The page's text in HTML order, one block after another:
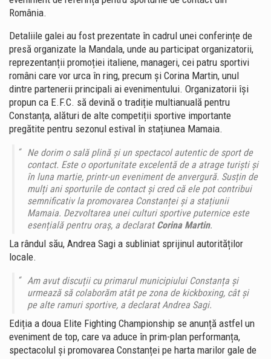
România.
Detaliile galei au fost prezentate în cadrul unei conferințe de
presă organizate la Mandala, unde au participat organizatorii,
reprezentanții promoției italiene, manageri, cei patru sportivi
români care vor urca în ring, precum și Corina Martin, unul
dintre partenerii principali ai evenimentului. Organizatorii își
propun ca E.F.C. să devină o tradiție multianuală pentru
Constanța, alături de alte competiții sportive importante
pregătite pentru sezonul estival în stațiunea Mamaia.
Ne dorim o sală plină și un spectacol autentic de sport de
contact. Este o oportunitate excelentă de a atrage turiști și
în luna martie, printr-un eveniment de anvergură. Susțin de
mulți ani sporturile de contact și cred că ele pot contribui
semnificativ la promovarea Constanței și a stațiunii
Mamaia. Dezvoltarea unei culturi sportive puternice este
esențială pentru oraș, a declarat Corina Martin.
La rândul său, Andrea Sagi a subliniat sprijinul autorităților
locale.
Am avut discuții cu primarul municipiului Constanța și
urmează să colaborăm atât pe zona de kickboxing, cât și
pe alte ramuri sportive, a declarat Andrea Sagi.
Ediția a doua Elite Fighting Championship se anunță astfel un
eveniment de top, care va aduce în prim-plan performanța,
spectacolul și promovarea Constanței pe harta marilor gale de